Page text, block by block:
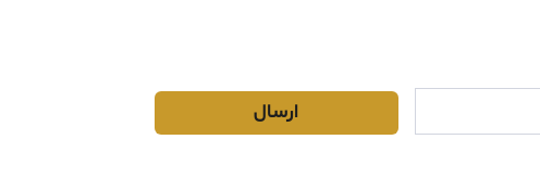
ارسال